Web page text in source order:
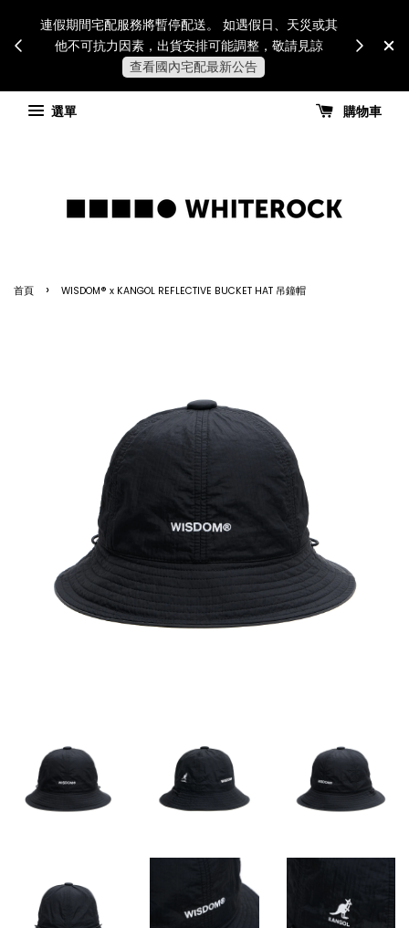
連假期間宅配服務將暫停配送。 如遇假日、天災或其
他不可抗力因素，出貨安排可能調整，敬請見諒
查看國內宅配最新公告
for all
國
選單
購物車
首頁 › WISDOM® x KANGOL REFLECTIVE BUCKET HAT 吊鐘帽